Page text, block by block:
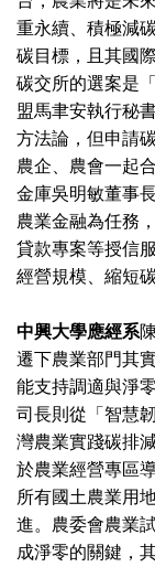
重永續、積極減
碳目標，且其國
碳交所的選案是
盟馬聿安執行秘
方法論，但申請
農企、農會一起
金庫吳明敏董事
農業金融為任務
貸款專案等授信
經營規模、縮短
中興大學應經系
遷下農業部門其
能支持調適與淨
司長則從「智慧
灣農業實踐碳排
於農業經營專區
所有國土農業用
進。農委會農業
成淨零的關鍵，